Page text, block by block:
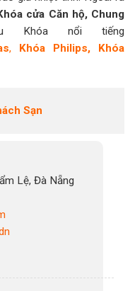
cửa Căn hộ, Chung
Khóa nổi tiếng
, Khóa Philips, Khóa
Sạn
Lệ, Đà Nẵng